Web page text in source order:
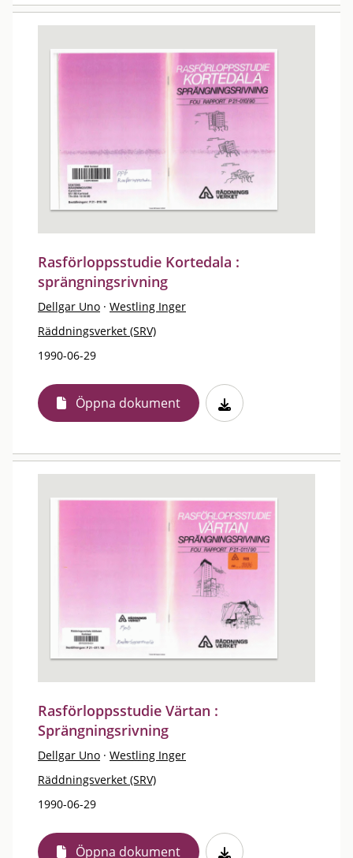
Rasförloppsstudie Kortedala :
sprängningsrivning
Dellgar Uno · Westling Inger
Räddningsverket (SRV)
1990-06-29
Öppna dokument
Rasförloppsstudie Värtan :
Sprängningsrivning
Dellgar Uno · Westling Inger
Räddningsverket (SRV)
1990-06-29
Öppna dokument